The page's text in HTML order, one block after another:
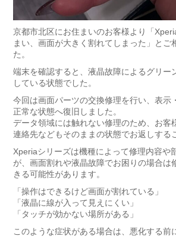
京都市北区にお住まいのお客様より「
まい、画面が大きく割れてしまった」とご
た。
端末を確認すると、液晶故障によるグリー
している状態でした。
今回は画面パーツの交換修理を行い、表示
正常な状態へ復旧しました。
データ領域には触れない修理のため、お客
連絡先などもそのままの状態でお返しする
Xperiaシリーズは機種によって修理内容や
が、画面割れや液晶故障でお困りの場合は
きる可能性があります。
「操作はできるけど画面が割れている」
「液晶に線が入って見えにくい」
「タッチが効かない場所がある」
このような症状がある場合は、悪化する前